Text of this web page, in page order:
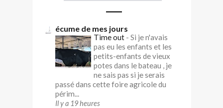
écume de mes jours
Time out - Si je n'avais
pas eu les enfants et les
petits-enfants de vieux
potes dans le bateau , je
ne sais pas si je serais
passé dans cette foire agricole du
périm...
Il y a 19 heures